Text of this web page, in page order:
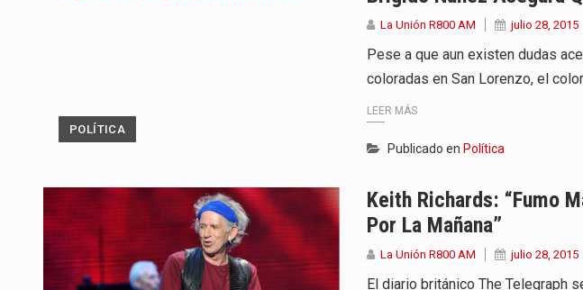
POLÍTICA
La Unión R800 AM julio 28, 2015
Pese a que aun existen dudas
coloradas en San Lorenzo, el
LEER MÁS
Publicado en Política
Keith Richards: “Fumo
Por La Mañana”
La Unión R800 AM julio 28, 2015
El diario británico The Telegraph